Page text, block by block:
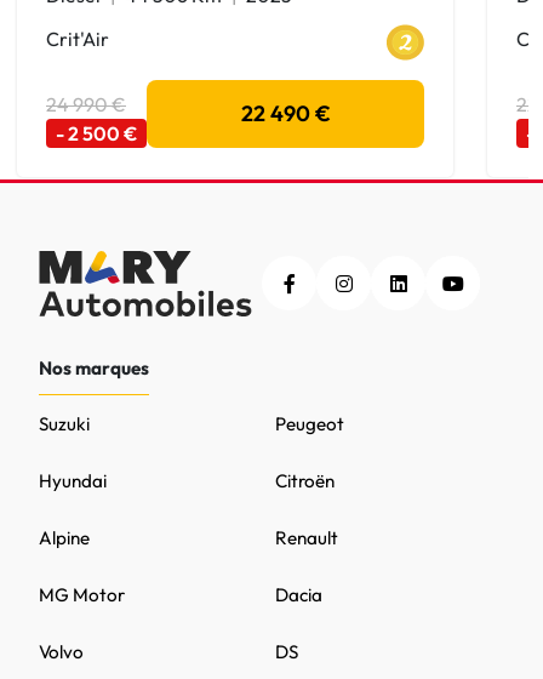
Crit'Air
24 990 €
- 2 500 €
22 490 €
-
Nos marques
Peugeot
DS
MG Motor
Citroën
Volvo
Renault
Hyundai
Dacia
Alpine
Suzuki